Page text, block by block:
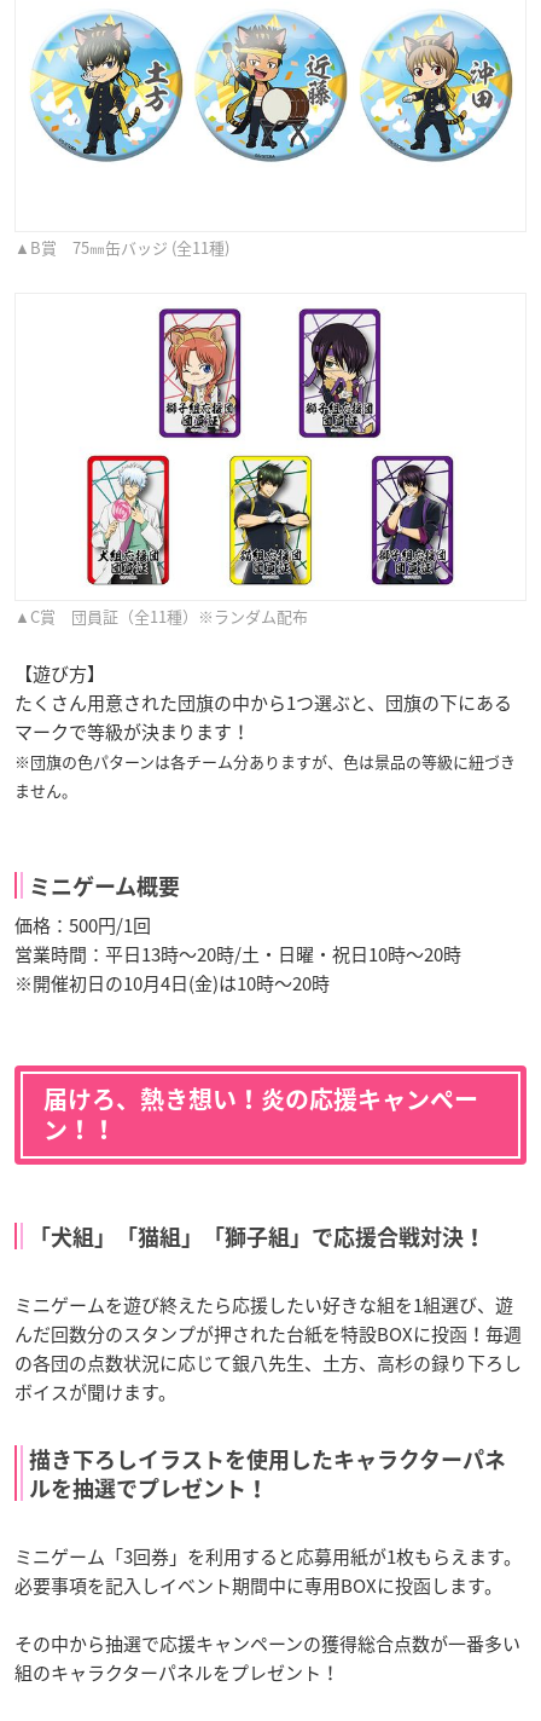
▲B賞 75㎜缶バッジ (全11種)
▲C賞 団員証（全11種）※ランダム配布
【遊び方】
たくさん用意された団旗の中から1つ選ぶと、団旗の下にある
マークで等級が決まります！
※団旗の色パターンは各チーム分ありますが、色は景品の等級に紐づき
ません。
ミニゲーム概要
価格：500円/1回
営業時間：平日13時～20時/土・日曜・祝日10時～20時
※開催初日の10月4日(金)は10時～20時
届けろ、熱き想い！炎の応援キャンペー
ン！！
「犬組」「猫組」「獅子組」で応援合戦対決！
ミニゲームを遊び終えたら応援したい好きな組を1組選び、遊
んだ回数分のスタンプが押された台紙を特設BOXに投函！毎週
の各団の点数状況に応じて銀八先生、土方、高杉の録り下ろし
ボイスが聞けます。
描き下ろしイラストを使用したキャラクターパネ
ルを抽選でプレゼント！
ミニゲーム「3回券」を利用すると応募用紙が1枚もらえます。
必要事項を記入しイベント期間中に専用BOXに投函します。
その中から抽選で応援キャンペーンの獲得総合点数が一番多い
組のキャラクターパネルをプレゼント！